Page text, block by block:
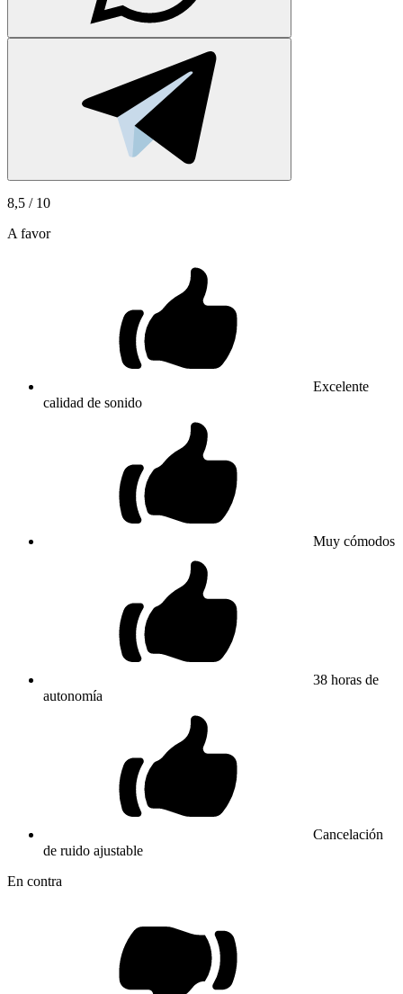
8,5 / 10
A favor
Excelente
calidad de sonido
Muy cómodos
38 horas de
autonomía
Cancelación
de ruido ajustable
En contra